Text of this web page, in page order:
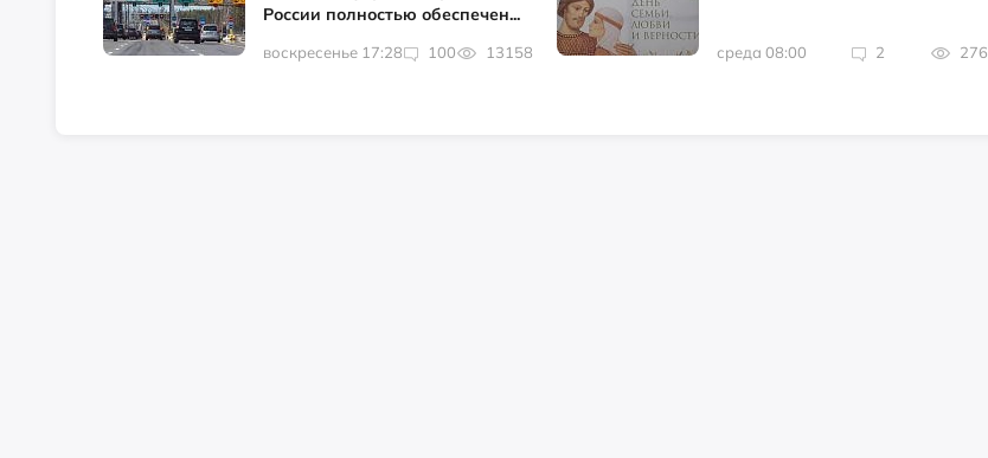
России полностью обеспечен...
воскресенье 17:28 100 13158 среда 08:00 2 276